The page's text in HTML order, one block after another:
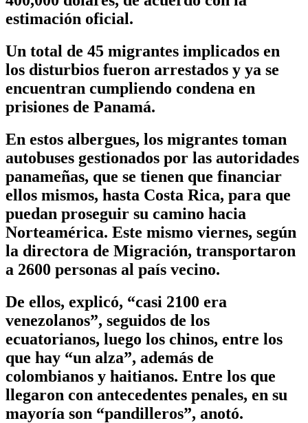
estimación oficial.
Un total de 45 migrantes implicados en
los disturbios fueron arrestados y ya se
encuentran cumpliendo condena en
prisiones de Panamá.
En estos albergues, los migrantes toman
autobuses gestionados por las autoridades
panameñas, que se tienen que financiar
ellos mismos, hasta Costa Rica, para que
puedan proseguir su camino hacia
Norteamérica. Este mismo viernes, según
la directora de Migración, transportaron
a 2600 personas al país vecino.
De ellos, explicó, “casi 2100 era
venezolanos”, seguidos de los
ecuatorianos, luego los chinos, entre los
que hay “un alza”, además de
colombianos y haitianos. Entre los que
llegaron con antecedentes penales, en su
mayoría son “pandilleros”, anotó.